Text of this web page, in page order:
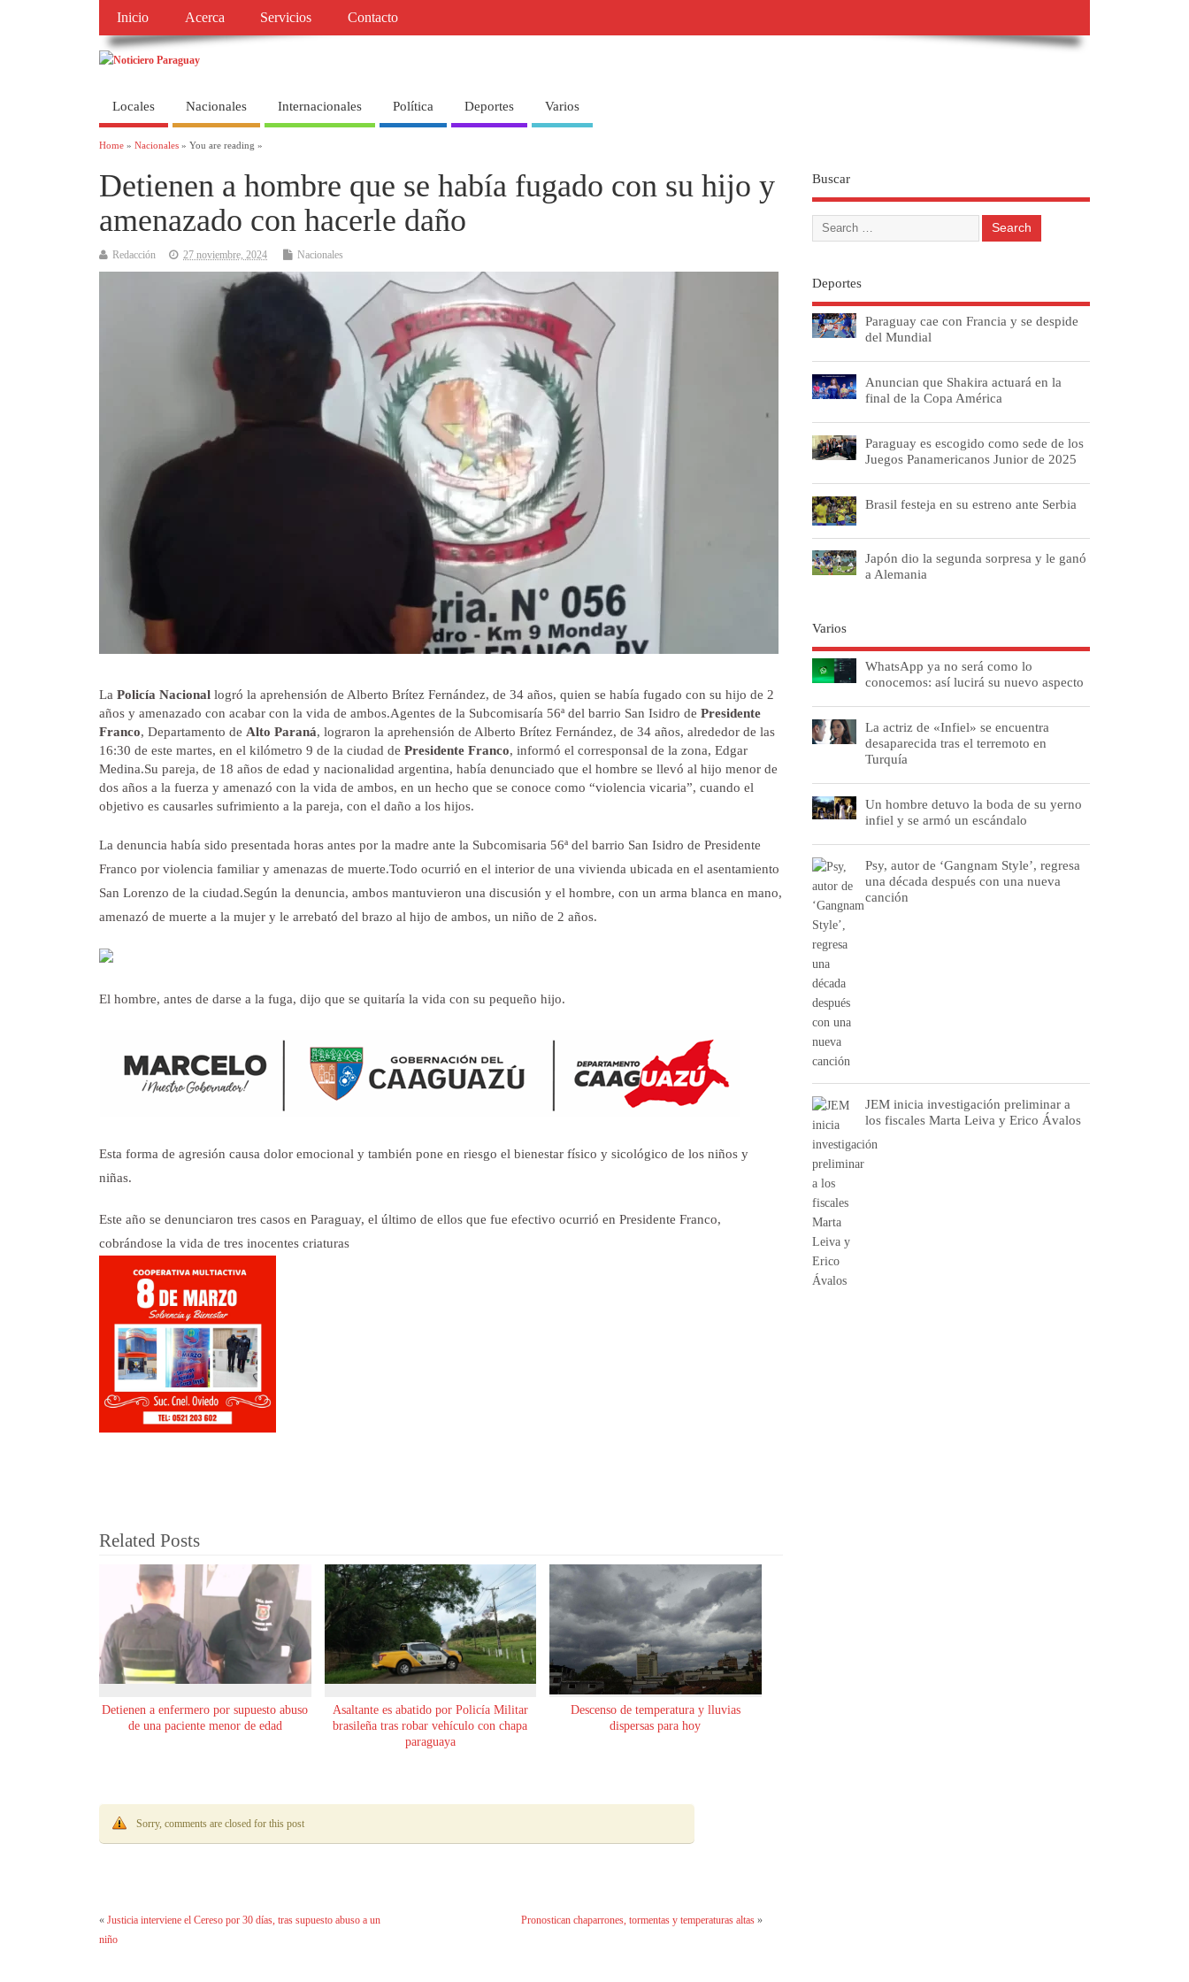
Inicio Acerca Servicios Contacto
Locales Nacionales Internacionales Política Deportes Varios
Home » Nacionales » You are reading »
Detienen a hombre que se había fugado con su hijo y
amenazado con hacerle daño
Redacción 27 noviembre, 2024 Nacionales
La Policía Nacional logró la aprehensión de Alberto Brítez Fernández, de 34 años, quien se había fugado con su hijo de 2
años y amenazado con acabar con la vida de ambos.Agentes de la Subcomisaría 56ª del barrio San Isidro de Presidente
Franco, Departamento de Alto Paraná, lograron la aprehensión de Alberto Brítez Fernández, de 34 años, alrededor de las
16:30 de este martes, en el kilómetro 9 de la ciudad de Presidente Franco, informó el corresponsal de la zona, Edgar
Medina.Su pareja, de 18 años de edad y nacionalidad argentina, había denunciado que el hombre se llevó al hijo menor de
dos años a la fuerza y amenazó con la vida de ambos, en un hecho que se conoce como “violencia vicaria”, cuando el
objetivo es causarles sufrimiento a la pareja, con el daño a los hijos.
La denuncia había sido presentada horas antes por la madre ante la Subcomisaria 56ª del barrio San Isidro de Presidente
Franco por violencia familiar y amenazas de muerte.Todo ocurrió en el interior de una vivienda ubicada en el asentamiento
San Lorenzo de la ciudad.Según la denuncia, ambos mantuvieron una discusión y el hombre, con un arma blanca en mano,
amenazó de muerte a la mujer y le arrebató del brazo al hijo de ambos, un niño de 2 años.
El hombre, antes de darse a la fuga, dijo que se quitaría la vida con su pequeño hijo.
Esta forma de agresión causa dolor emocional y también pone en riesgo el bienestar físico y sicológico de los niños y
niñas.
Este año se denunciaron tres casos en Paraguay, el último de ellos que fue efectivo ocurrió en Presidente Franco,
cobrándose la vida de tres inocentes criaturas
Related Posts
Detienen a enfermero por supuesto abuso
de una paciente menor de edad
Asaltante es abatido por Policía Militar
brasileña tras robar vehículo con chapa
paraguaya
Descenso de temperatura y lluvias
dispersas para hoy
Sorry, comments are closed for this post
« Justicia interviene el Cereso por 30 días, tras supuesto abuso a un
niño
Pronostican chaparrones, tormentas y temperaturas altas»
Buscar
Deportes
Paraguay cae con Francia y se despide
del Mundial
Anuncian que Shakira actuará en la
final de la Copa América
Paraguay es escogido como sede de los
Juegos Panamericanos Junior de 2025
Brasil festeja en su estreno ante Serbia
Japón dio la segunda sorpresa y le ganó
a Alemania
Varios
WhatsApp ya no será como lo
conocemos: así lucirá su nuevo aspecto
La actriz de «Infiel» se encuentra
desaparecida tras el terremoto en
Turquía
Un hombre detuvo la boda de su yerno
infiel y se armó un escándalo
Psy, autor de ‘Gangnam Style’, regresa
una década después con una nueva
canción
JEM inicia investigación preliminar a
los fiscales Marta Leiva y Erico Ávalos